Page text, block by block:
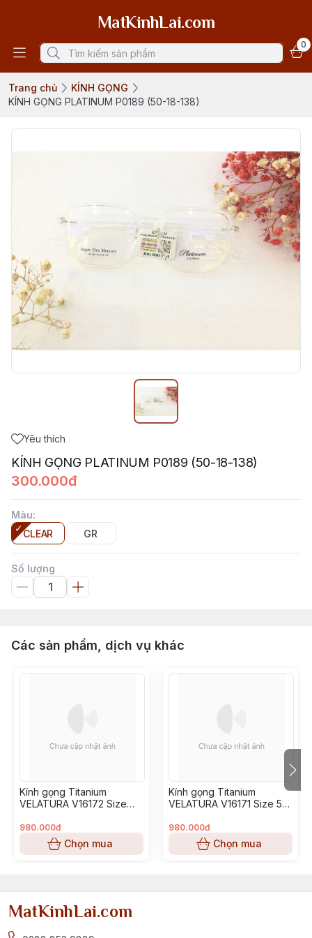
MatKinhLai.com
0
Trang chủ
KÍNH GỌNG
KÍNH GỌNG PLATINUM P0189 (50-18-138)
Yêu thích
KÍNH GỌNG PLATINUM P0189 (50-18-138)
300.000đ
Màu:
CLEAR
GR
Số lượng
Các sản phẩm, dịch vụ khác
Kính gọng Titanium
VELATURA V16172 Size
980.000đ
Chọn mua
Kính gọng Titanium
VELATURA V16171 Size 53-
980.000đ
Chọn mua
MatKinhLai.com